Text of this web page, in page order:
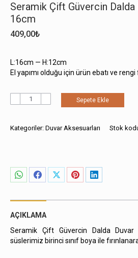
Seramik Çift Güvercin Dalda
16cm
409,00₺
L:16cm — H:12cm
El yapımı olduğu için ürün ebatı ve rengi
Seramik
Dalda
adet
Sepete Ekle
Kategoriler: Duvar Aksesuarları Stok
Share
WhatsApp
Share
Facebook
ShareShareShare
AÇIKLAMA
Seramik Çift Güvercin Dalda Duvar
süslerimiz birinci sınıf boya ile